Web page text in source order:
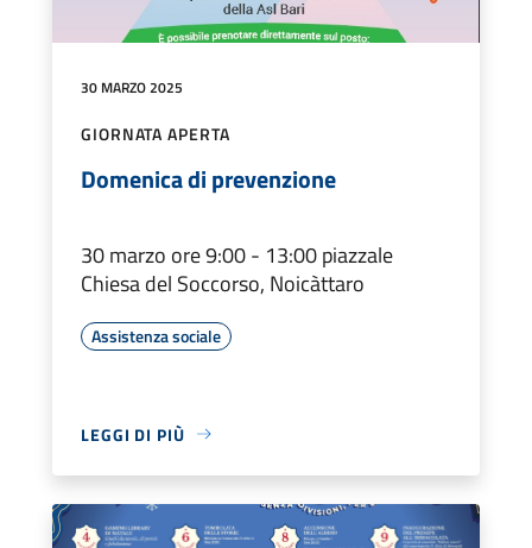
30 MARZO 2025
GIORNATA APERTA
Domenica di prevenzione
30 marzo ore 9:00 - 13:00 piazzale
Chiesa del Soccorso, Noicàttaro
Assistenza sociale
LEGGI DI PIÙ